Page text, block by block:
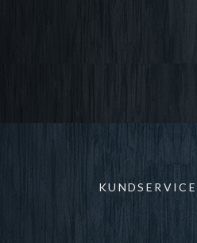
KUNDSERVICE